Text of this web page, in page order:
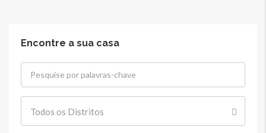
Encontre a sua casa
Todos os Distritos